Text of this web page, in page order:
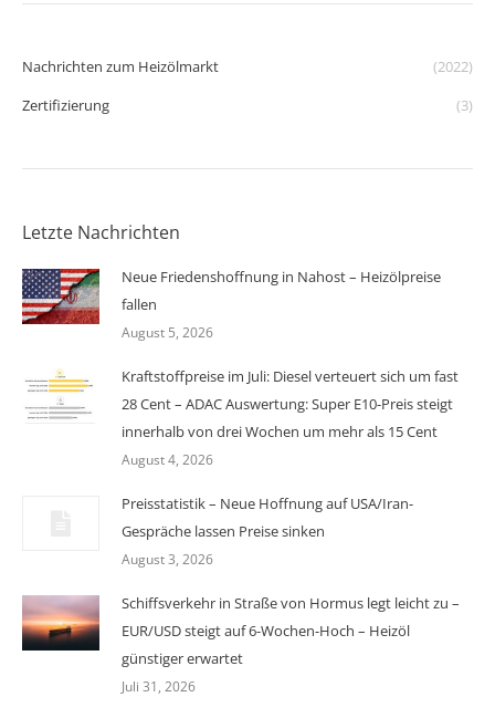
Nachrichten zum Heizölmarkt
(2022)
Zertifizierung
(3)
Letzte Nachrichten
Neue Friedenshoffnung in Nahost – Heizölpreise
fallen
August 5, 2026
Kraftstoffpreise im Juli: Diesel verteuert sich um fast
28 Cent – ADAC Auswertung: Super E10-Preis steigt
innerhalb von drei Wochen um mehr als 15 Cent
August 4, 2026
Preisstatistik – Neue Hoffnung auf USA/Iran-
Gespräche lassen Preise sinken
August 3, 2026
Schiffsverkehr in Straße von Hormus legt leicht zu –
EUR/USD steigt auf 6-Wochen-Hoch – Heizöl
günstiger erwartet
Juli 31, 2026